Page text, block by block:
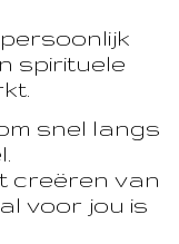
spirituele
snel langs
creëren van
voor jou is